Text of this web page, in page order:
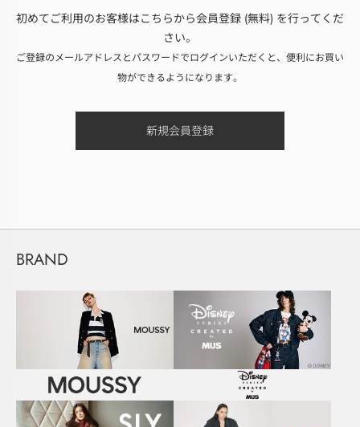
初めてご利用のお客様はこちらから会員登録 (無料) を行ってくだ
さい。
ご登録のメールアドレスとパスワードでログインいただくと、便利にお買い
物ができるようになります。
BRAND